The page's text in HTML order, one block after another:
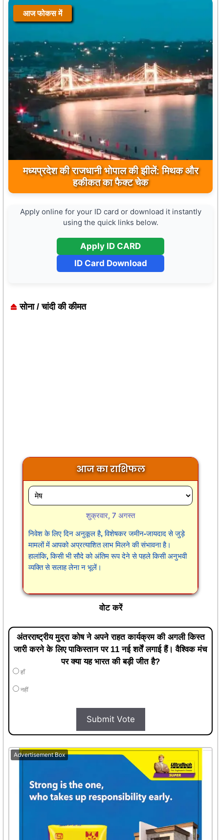
आज फोकस में
मध्यप्रदेश की राजधानी भोपाल की झीलें: मिथक और
हकीकत का फैक्ट चेक
आज फोकस में
मुख्यमंत्री डॉ. मोहन यादव ने मऊगंज के बहुती जलप्रपात
का अवलोकन कर पर्यटन विकास की दिशा में उठाया कदम
Apply online for your ID card or download it instantly
using the quick links below.
Apply ID CARD
ID Card Download
सोना / चांदी की कीमत
आज का राशिफल
शुक्रवार, 7 अगस्त
निवेश के लिए दिन अनुकूल है, विशेषकर जमीन-जायदाद से जुड़े
मामलों में आपको अप्रत्याशित लाभ मिलने की संभावना है।
हालांकि, किसी भी सौदे को अंतिम रूप देने से पहले किसी अनुभवी
व्यक्ति से सलाह लेना न भूलें।
वोट करें
अंतरराष्ट्रीय मुद्रा कोष ने अपने राहत कार्यक्रम की अगली किस्त
जारी करने के लिए पाकिस्तान पर 11 नई शर्तें लगाई हैं। वैश्विक मंच
पर क्या यह भारत की बड़ी जीत है?
हाँ
नहीं
Submit Vote
Advertisement Box